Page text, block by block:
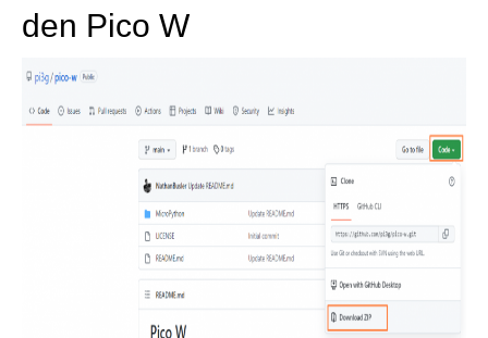
den Pico W